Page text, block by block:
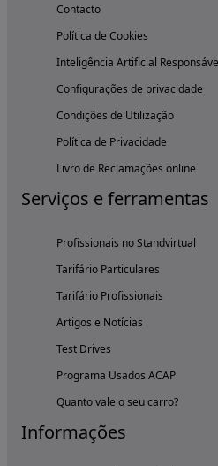
Contacto
Política de Cookies
Inteligência Artificial
Configurações de privacidade
Condições de Utilização
Política de Privacidade
Livro de Reclamações online
Serviços e ferramentas
Profissionais no Standvirtual
Tarifário Particulares
Tarifário Profissionais
Artigos e Notícias
Test Drives
Programa Usados ACAP
Quanto vale o seu carro?
Informações